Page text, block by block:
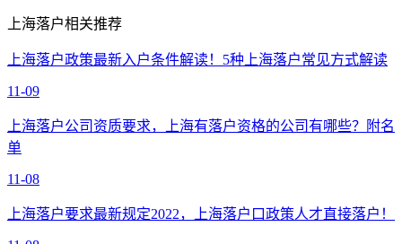
上海落户相关推荐
上海落户政策最新入户条件解读！5种上海落户常见方式解读
11-09
上海落户公司资质要求，上海有落户资格的公司有哪些？附名
单
11-08
上海落户要求最新规定2022，上海落户口政策人才直接落户！